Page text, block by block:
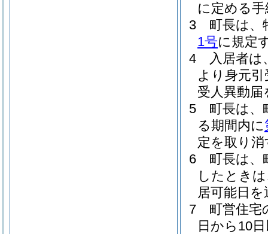
に定める
3
町長は、
1号に規定
4
入居者は
より身元
受人異動
5
町長は、
る期間内に
定を取り
6
町長は、
したとき
居可能日
7
町営住宅
日から10